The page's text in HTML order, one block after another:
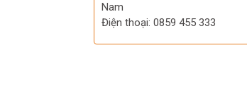
Nam
Điện thoại: 0859 455 333